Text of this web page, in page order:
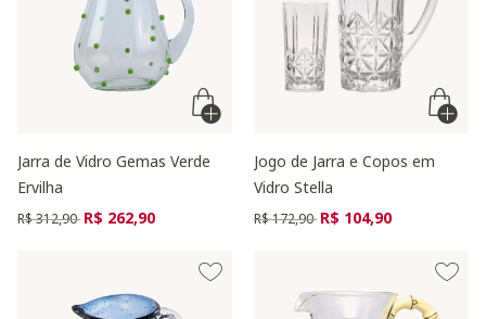
Jarra de Vidro Gemas Verde
Ervilha
Preço reduzido de
R$ 312,90 para
R$ 262,90
Jogo de Jarra e Copos em
Vidro Stella
Preço reduzido de
R$ 172,90 para
R$ 104,90